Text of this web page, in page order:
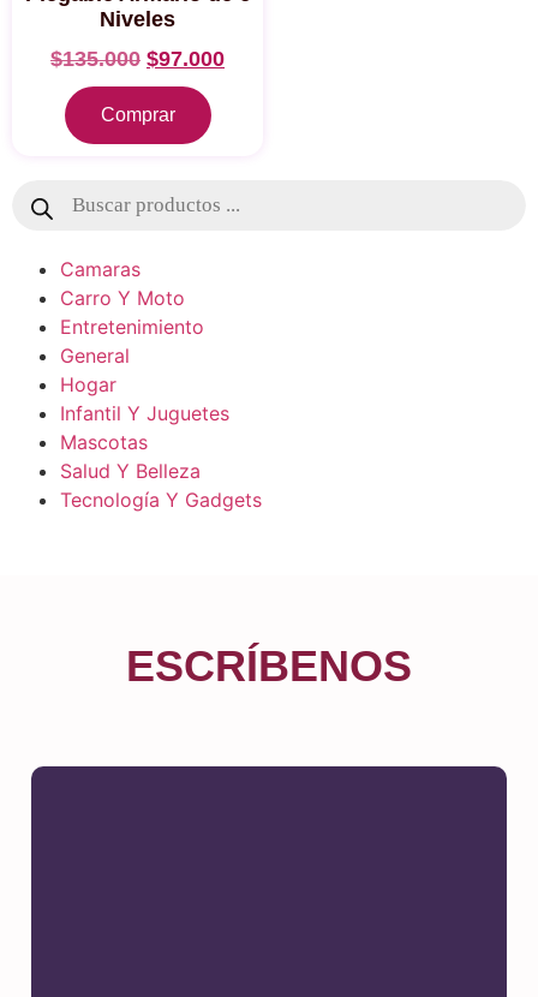
Camaras
Carro Y Moto
Entretenimiento
General
Hogar
Infantil Y Juguetes
Mascotas
Salud Y Belleza
Tecnología Y Gadgets
Niveles
$135.000 $97.000
Comprar
ESCRÍBENOS